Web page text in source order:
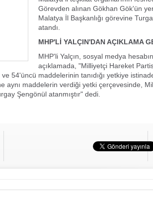
Görevden alınan Gökhan Gök'ün
Malatya İl Başkanlığı görevine
atandı.
MHP'Lİ YALÇIN'DAN AÇIKLAMA
MHP'li Yalçın, sosyal medya
açıklamada, "Milliyetçi Hareket
54'üncü maddelerinin tanıdığı yetkiye
aynı maddelerin verdiği yetki çerçevesinde,
Şengönül atanmıştır" dedi.